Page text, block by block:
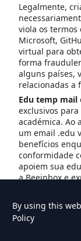
Legalmente,
viola os termos
Microsoft,
virtual para
forma
alguns países,
relacionadas a
Edu temp mail
exclusivos
académica. Ao
um email .edu
benefícios
conformidade
apoiem sua
a Beeinbox e
By using this
Policy